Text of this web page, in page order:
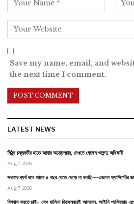
Save my name, email, and
the next time I comment.
LATEST NEWS
মিঠুন চক্রবর্তীর হাতে আবার অস্ত্রোপচার, দেখতে গেলেন শুভেন্দু অধিকারী
Aug 7, 2026
সরকার ব্যর্থ বলে তাকে ৫ বছর যেতে দেবো না বলছি—এগুলো ফ্যাসিস্টের
Aug 7, 2026
বিশ্বাস করতে চাই- শেখ হাসিনা ডিসেম্বরেই আসবেন, আইনি প্রক্রিয়ায়